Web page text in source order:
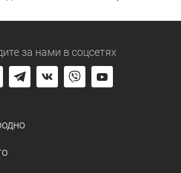
за нами в соцсетях